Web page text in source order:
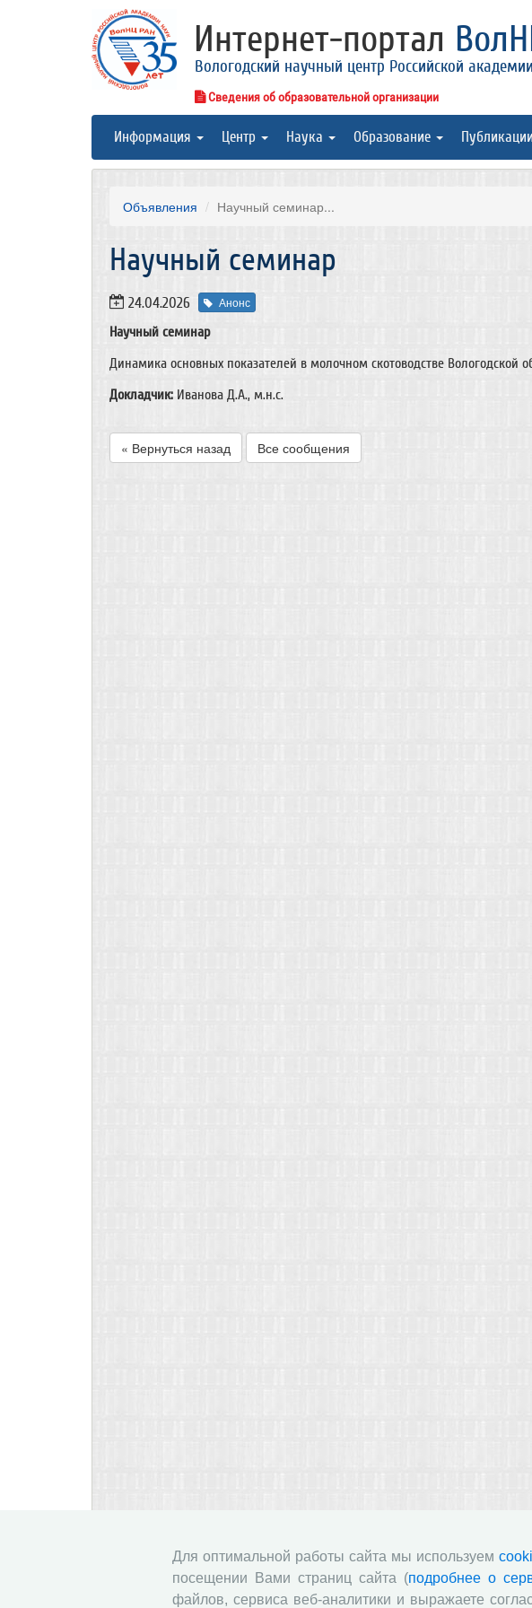
Интернет-портал
Вологодский научный центр Российской
Сведения об образовательной организации
Информация Центр Наука Образование Публикации
Объявления ​Научный семинар...
​Научный семинар
24.04.2026 Анонс
Научный семинар
Динамика основных показателей в молочном скотоводстве Вологодской
Докладчик: Иванова Д.А., м.н.с.
« Вернуться назад Все сообщения
Для оптимальной работы сайта мы используем
посещении Вами страниц сайта (подробнее о
файлов, сервиса веб-аналитики и выражаете